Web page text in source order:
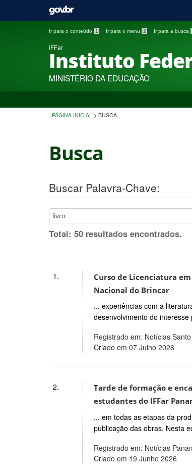
Ir para o conteúdo 1 Ir para o menu 2 Ir para a busca
IFFar
Instituto
MINISTÉRIO DA EDUCAÇÃO
PÁGINA INICIAL > BUSCA
Busca
Buscar Palavra-Chave:
Total: 50 resultados encontrados.
Curso de Licenciatura
Nacional do Brincar
... experiências com a
desenvolvimento do
Registrado em: Notícias
Criado em 07 Julho 2026
1.
Tarde de formação e
estudantes do IFFar
... em todas as etapas da
publicação das obras. Nesta
Registrado em: Notícias
Criado em 19 Junho 2026
2.